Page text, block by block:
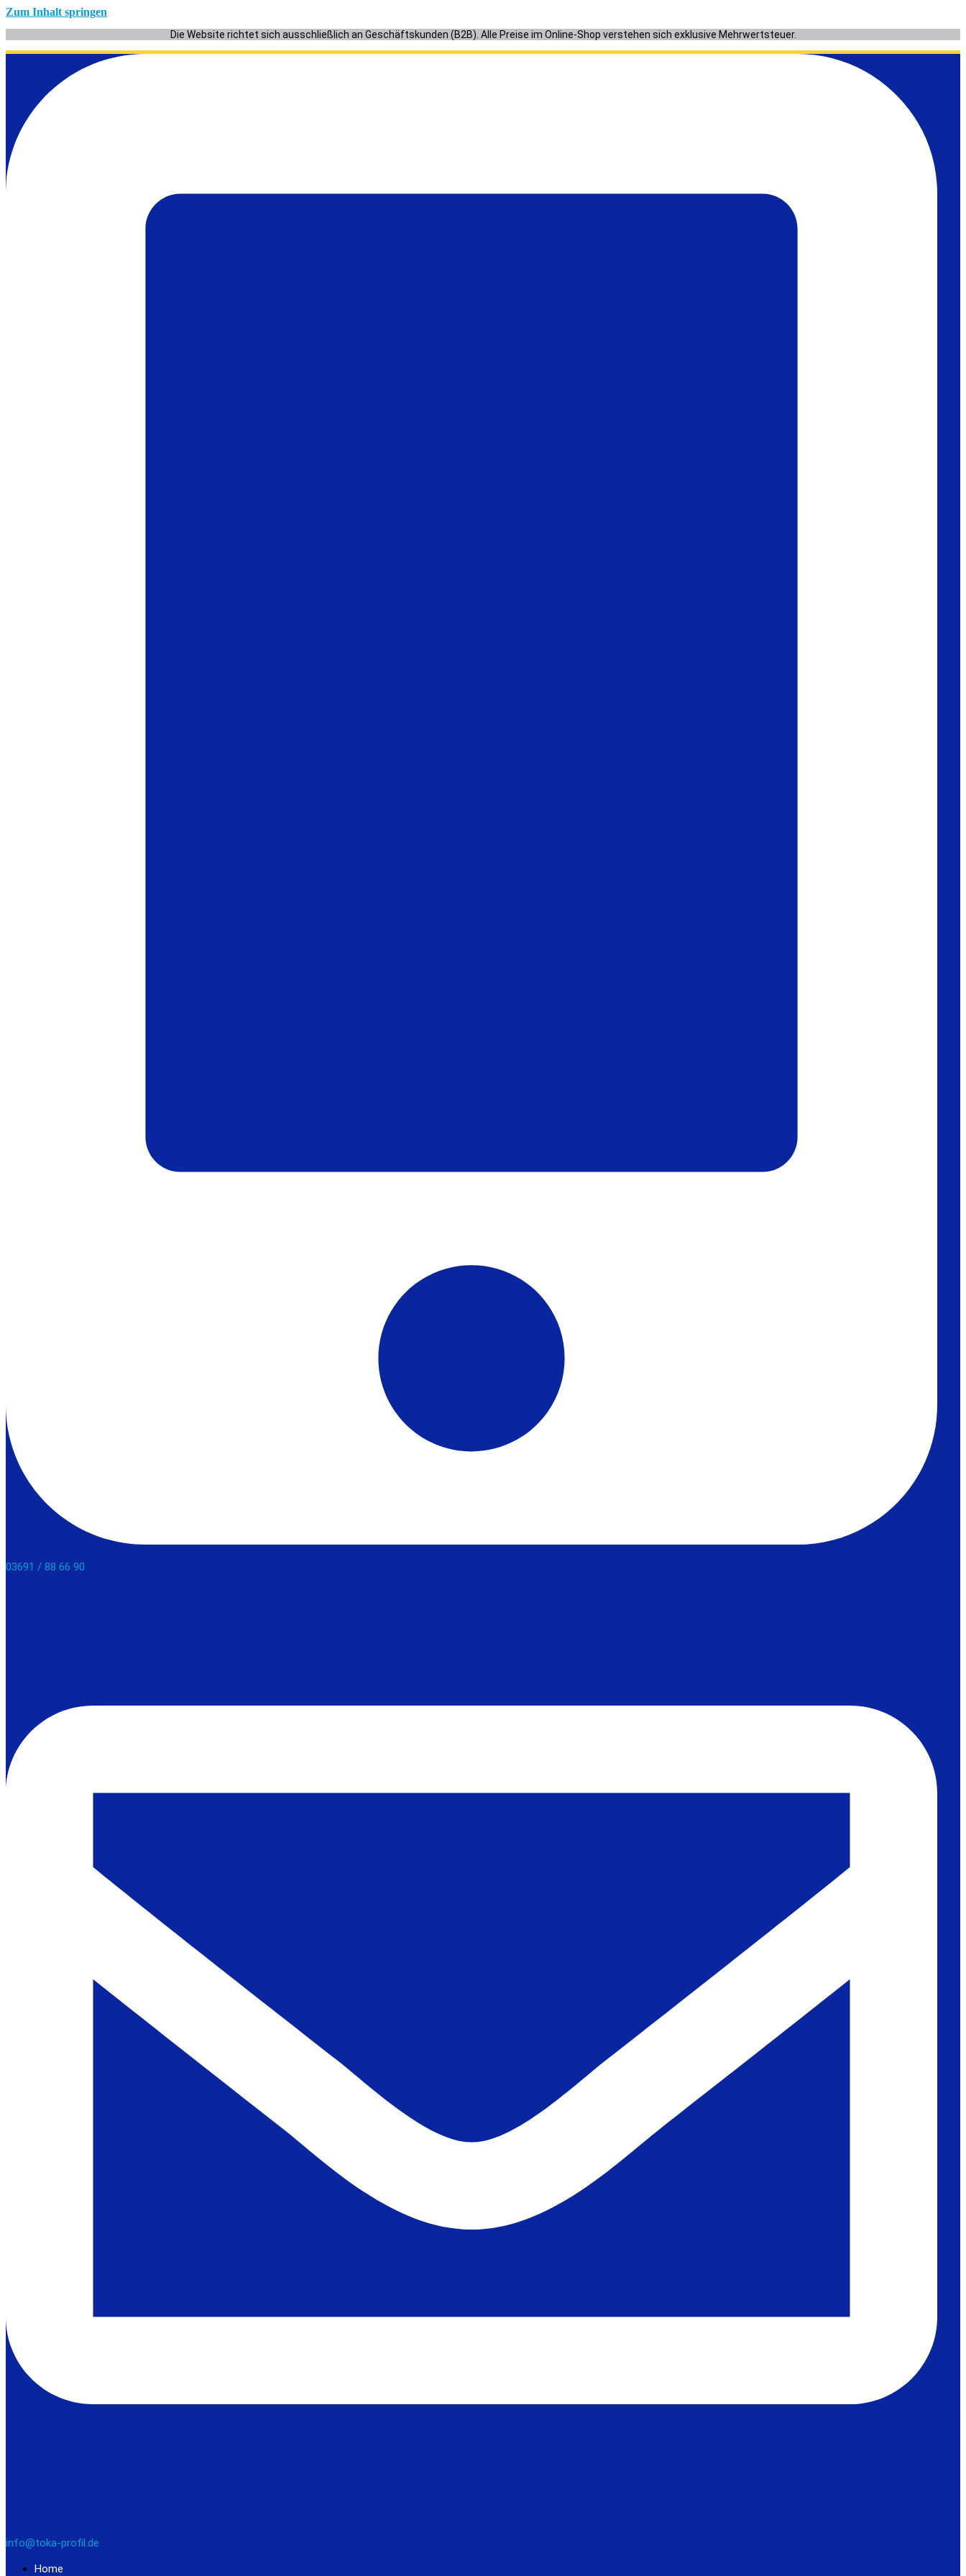
Zum Inhalt springen
Die Website richtet sich ausschließlich an Geschäftskunden (B2B). Alle Preise im Online-Shop verstehen sich exklusive Mehrwertsteuer.
03691 / 88 66 90​
info@toka-profil.de
Home